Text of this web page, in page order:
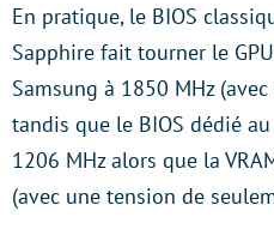
En pratique, le BIOS
Sapphire fait tourner le
Samsung à 1850 MHz
tandis que le BIOS dédié
1206 MHz alors que la
(avec une tension de